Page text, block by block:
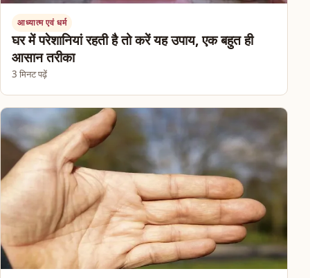
आध्यात्म एवं धर्म
घर में परेशानियां रहती है तो करें यह उपाय, एक बहुत ही
आसान तरीका
3 मिनट पढ़ें